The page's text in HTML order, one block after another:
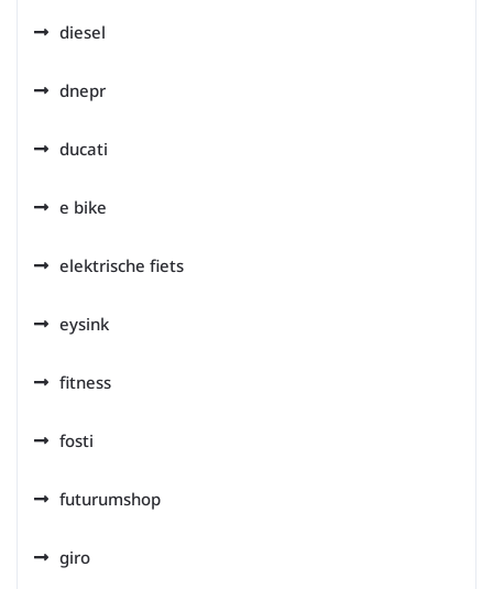
diesel
dnepr
ducati
e bike
elektrische fiets
eysink
fitness
fosti
futurumshop
giro